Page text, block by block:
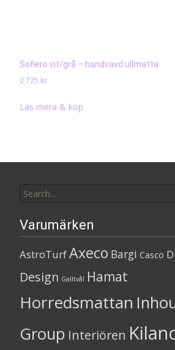
Sofiero vit/grå – handvävd ullmatta
2 725 kr
Läs mera & köp
for:
Varumärken
AstroTurfAxeco Bargi Casco
Design Galltvål Hamat
Horredsmattan
Group Interiören